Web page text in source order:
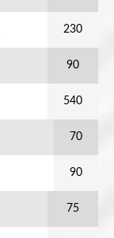
230
90
540
70
90
75